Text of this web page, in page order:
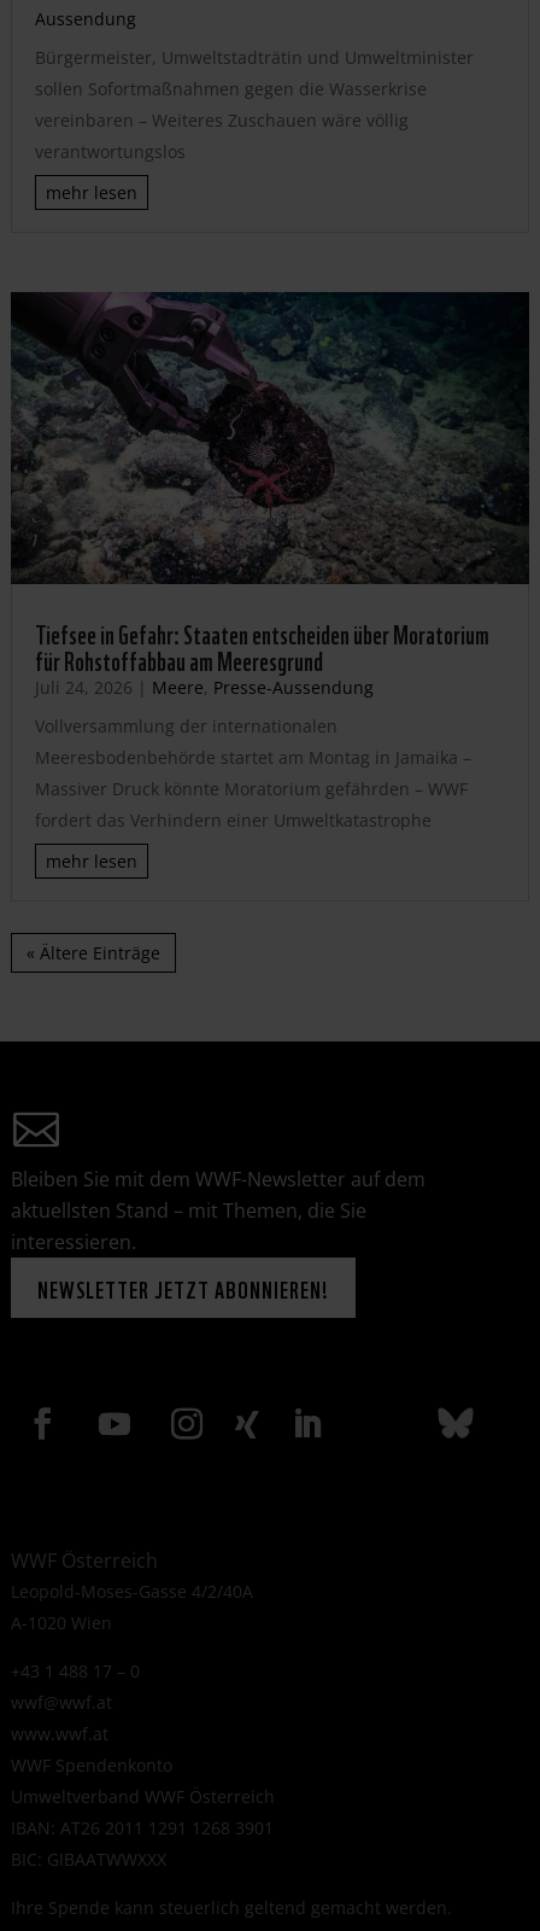
Aussendung
Bürgermeister, Umweltstadträtin und Umweltminister
sollen Sofortmaßnahmen gegen die Wasserkrise
vereinbaren – Weiteres Zuschauen wäre völlig
verantwortungslos
mehr lesen
Tiefsee in Gefahr: Staaten entscheiden über Moratorium
für Rohstoffabbau am Meeresgrund
Juli 24, 2026 | Meere, Presse-Aussendung
Vollversammlung der internationalen
Meeresbodenbehörde startet am Montag in Jamaika –
Massiver Druck könnte Moratorium gefährden – WWF
fordert das Verhindern einer Umweltkatastrophe
mehr lesen
« Ältere Einträge
Bleiben Sie mit dem WWF-Newsletter auf dem
aktuellsten Stand – mit Themen, die Sie
interessieren.
NEWSLETTER JETZT ABONNIEREN!
WWF Österreich
Leopold-Moses-Gasse 4/2/40A
A-1020 Wien
+43 1 488 17 – 0
wwf@wwf.at
www.wwf.at
WWF Spendenkonto
Umweltverband WWF Österreich
IBAN: AT26 2011 1291 1268 3901
BIC: GIBAATWWXXX
Ihre Spende kann steuerlich geltend gemacht werden.